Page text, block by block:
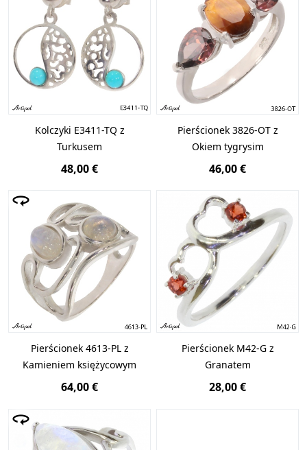
Kolczyki E3411-TQ z
Turkusem
48,00 €
Pierścionek 3826-OT z
Okiem tygrysim
46,00 €
Pierścionek 4613-PL z
Kamieniem księżycowym
64,00 €
Pierścionek M42-G z
Granatem
28,00 €